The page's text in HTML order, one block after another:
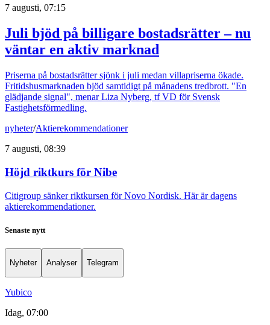
7 augusti, 07:15
Juli bjöd på billigare bostadsrätter – nu
väntar en aktiv marknad
Priserna på bostadsrätter sjönk i juli medan villapriserna ökade.
Fritidshusmarknaden bjöd samtidigt på månadens tredbrott. "En
glädjande signal", menar Liza Nyberg, tf VD för Svensk
Fastighetsförmedling.
nyheter/Aktierekommendationer
7 augusti, 08:39
Höjd riktkurs för Nibe
Citigroup sänker riktkursen för Novo Nordisk. Här är dagens
aktierekommendationer.
Senaste nytt
Nyheter Analyser Telegram
Yubico
Idag, 07:00